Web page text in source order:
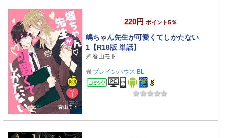
220円 ポイント5％
嶋ちゃん先生が可愛くてしかたない
1【R18版 単話】
春山モト
ブレインハウス BL
コミック